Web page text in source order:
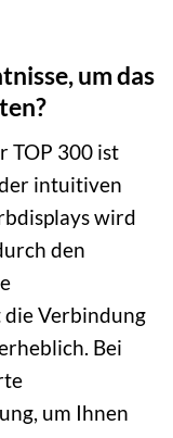
um das
TOP 300 ist
intuitiven
wird
den
Verbindung
Bei
um Ihnen